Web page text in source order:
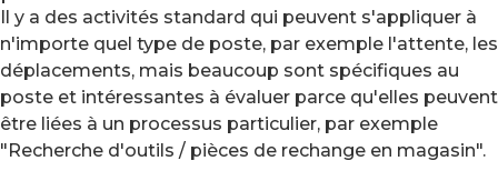
Il y a des activités standard qui peuvent s'appliquer à
n'importe quel type de poste, par exemple l'attente, les
déplacements, mais beaucoup sont spécifiques au
poste et intéressantes à évaluer parce qu'elles peuvent
être liées à un processus particulier, par exemple
"Recherche d'outils / pièces de rechange en magasin".